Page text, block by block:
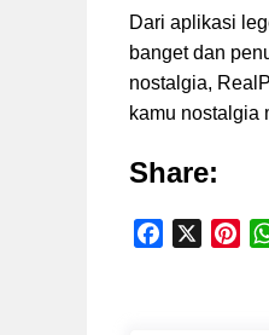
Dari aplikasi
banget dan
nostalgia,
kamu nostalgia
Share: